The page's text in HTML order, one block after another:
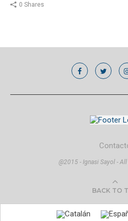
0 Shares
@2015 - Ignasi Sayol -
BACK TO